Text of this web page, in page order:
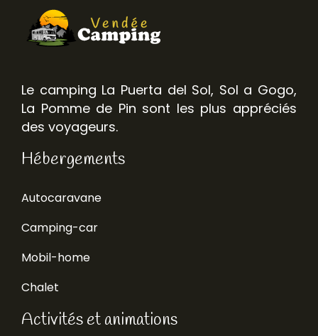
Le camping La Puerta del Sol, Sol a Gogo,
La Pomme de Pin sont les plus appréciés
des voyageurs.
Hébergements
Autocaravane
Camping-car
Mobil-home
Chalet
Activités et animations